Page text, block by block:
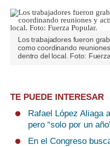
Los trabajadores fueron
como coordinando
dentro del local. Foto:
TE PUEDE INTERESAR
Rafael López Aliaga
pero “solo por un
En el Congreso